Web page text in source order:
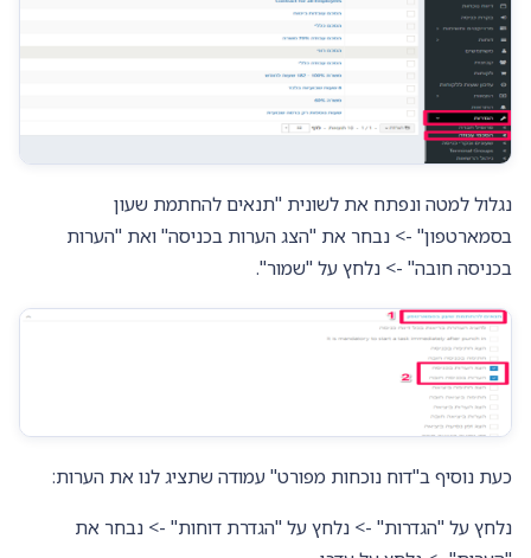
נגלול למטה ונפתח את לשונית "תנאים להחתמת שעון
בסמארטפון" -> נבחר את "הצג הערות בכניסה" ואת "הערות
בכניסה חובה" -> נלחץ על "שמור".
כעת נוסיף ב"דוח נוכחות מפורט" עמודה שתציג לנו את הערות:
נלחץ על "הגדרות" -> נלחץ על "הגדרת דוחות" -> נבחר את